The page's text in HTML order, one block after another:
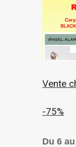
Vente
-75%
Du 6